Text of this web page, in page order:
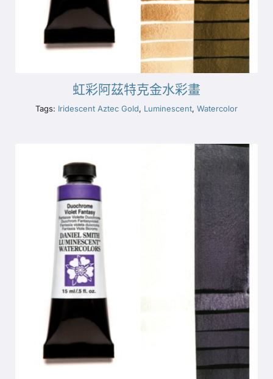
虹彩阿茲特克金水彩畫
Tags: Iridescent Aztec Gold, Luminescent, Watercolor